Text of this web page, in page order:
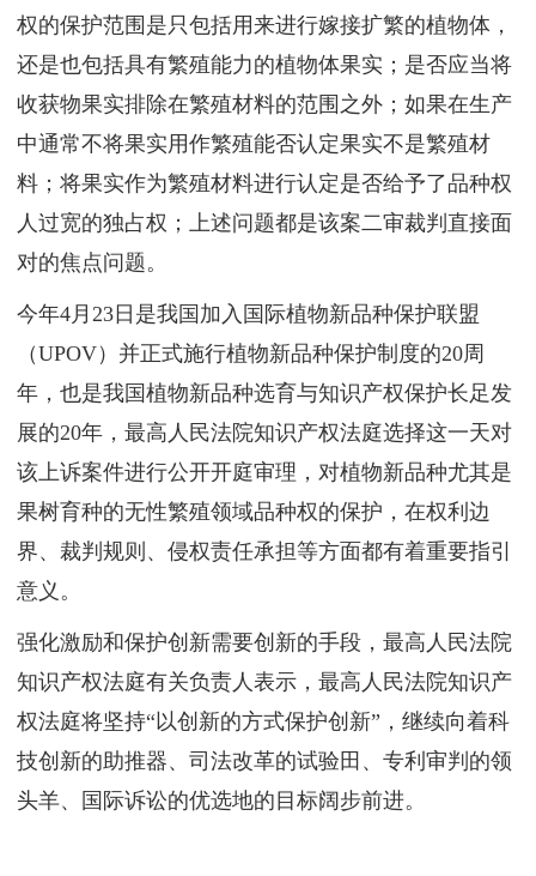
权的保护范围是只包括用来进行嫁接扩繁的植物体，
还是也包括具有繁殖能力的植物体果实；是否应当将
收获物果实排除在繁殖材料的范围之外；如果在生产
中通常不将果实用作繁殖能否认定果实不是繁殖材
料；将果实作为繁殖材料进行认定是否给予了品种权
人过宽的独占权；上述问题都是该案二审裁判直接面
对的焦点问题。
今年4月23日是我国加入国际植物新品种保护联盟
（UPOV）并正式施行植物新品种保护制度的20周
年，也是我国植物新品种选育与知识产权保护长足发
展的20年，最高人民法院知识产权法庭选择这一天对
该上诉案件进行公开开庭审理，对植物新品种尤其是
果树育种的无性繁殖领域品种权的保护，在权利边
界、裁判规则、侵权责任承担等方面都有着重要指引
意义。
强化激励和保护创新需要创新的手段，最高人民法院
知识产权法庭有关负责人表示，最高人民法院知识产
权法庭将坚持“以创新的方式保护创新”，继续向着科
技创新的助推器、司法改革的试验田、专利审判的领
头羊、国际诉讼的优选地的目标阔步前进。